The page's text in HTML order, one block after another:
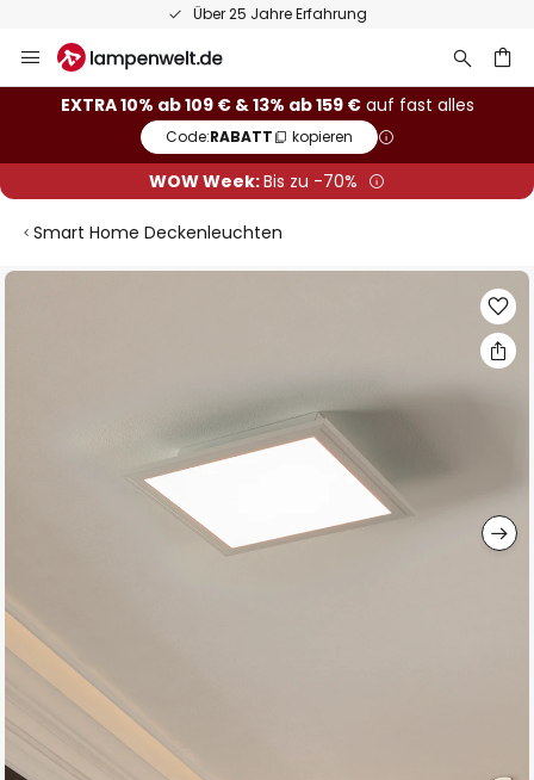
50 Tage kostenlose Retoure
Inhalt
springen
EXTRA 10% ab 109 € & 13% ab 159 €auf fast alles
Code:RABATT kopieren
WOW Week:Bis zu -70%
Smart Home Deckenleuchten
Zum